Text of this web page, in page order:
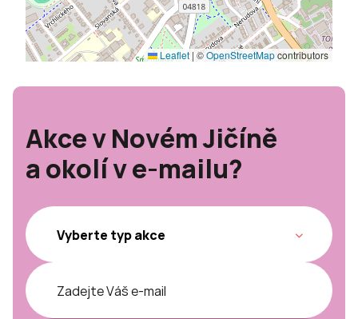
Leaflet |©OpenStreetMapcontributors
Akce v Novém Jičíně
a okolí v e-mailu?